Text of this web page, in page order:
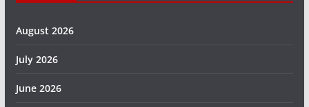
August 2026
July 2026
June 2026